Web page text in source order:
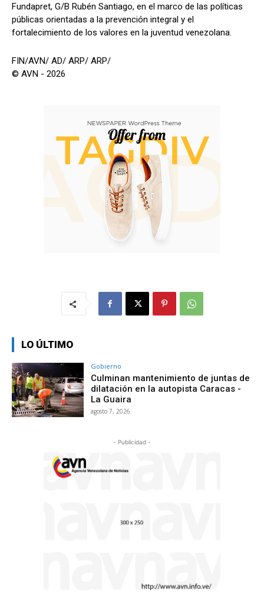
Fundapret, G/B Rubén Santiago, en el marco de las políticas
públicas orientadas a la prevención integral y el
fortalecimiento de los valores en la juventud venezolana.
FIN/AVN/ AD/ ARP/ ARP/
© AVN - 2026
LO ÚLTIMO
Gobierno
Culminan mantenimiento de juntas de
dilatación en la autopista Caracas -
La Guaira
agosto 7, 2026
- Publicidad -